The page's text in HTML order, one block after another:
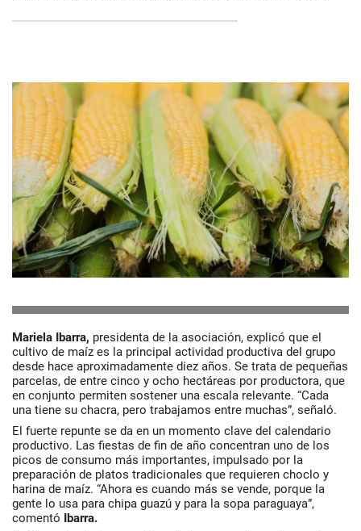
Mariela Ibarra, presidenta de la asociación, explicó que el
cultivo de maíz es la principal actividad productiva del grupo
desde hace aproximadamente diez años. Se trata de pequeñas
parcelas, de entre cinco y ocho hectáreas por productora, que
en conjunto permiten sostener una escala relevante. “Cada
una tiene su chacra, pero trabajamos entre muchas”, señaló.
El fuerte repunte se da en un momento clave del calendario
productivo. Las fiestas de fin de año concentran uno de los
picos de consumo más importantes, impulsado por la
preparación de platos tradicionales que requieren choclo y
harina de maíz. “Ahora es cuando más se vende, porque la
gente lo usa para chipa guazú y para la sopa paraguaya”,
comentó Ibarra.